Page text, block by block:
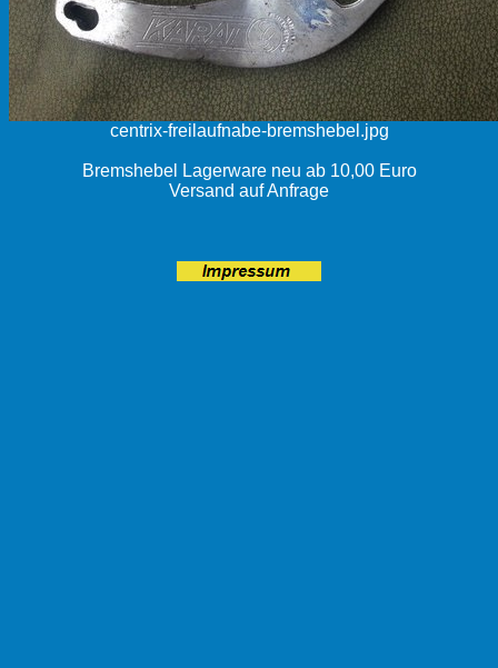
centrix-freilaufnabe-bremshebel.jpg
Bremshebel Lagerware neu ab 10,00 Euro
Versand auf Anfrage